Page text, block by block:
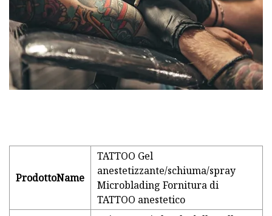
ProdottoName
TATTOO Gel
anestetizzante/schiuma/spray
Microblading Fornitura di
TATTOO anestetico